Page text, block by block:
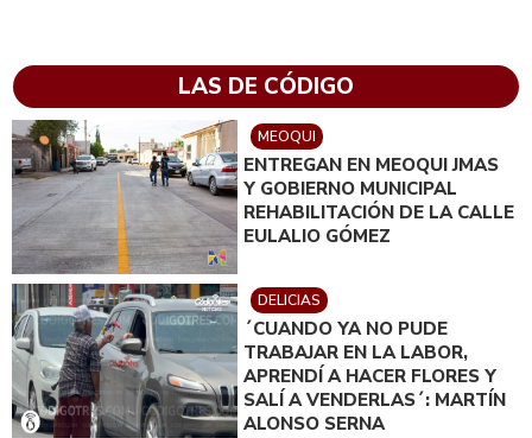
LAS DE CÓDIGO
MEOQUI
ENTREGAN EN MEOQUI JMAS
Y GOBIERNO MUNICIPAL
REHABILITACIÓN DE LA CALLE
EULALIO GÓMEZ
DELICIAS
´CUANDO YA NO PUDE
TRABAJAR EN LA LABOR,
APRENDÍ A HACER FLORES Y
SALÍ A VENDERLAS´: MARTÍN
ALONSO SERNA